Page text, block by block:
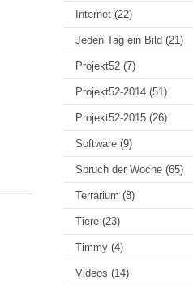
Internet (22)
Jeden Tag ein Bild (21)
Projekt52 (7)
Projekt52-2014 (51)
Projekt52-2015 (26)
Software (9)
Spruch der Woche (65)
Terrarium (8)
Tiere (23)
Timmy (4)
Videos (14)